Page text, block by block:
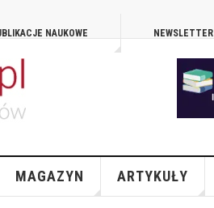
NAUKOWE NEWSLETTER
MAGAZYN ARTYKUŁY